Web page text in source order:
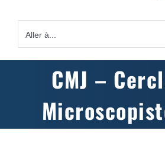
Aller à...
CMJ –